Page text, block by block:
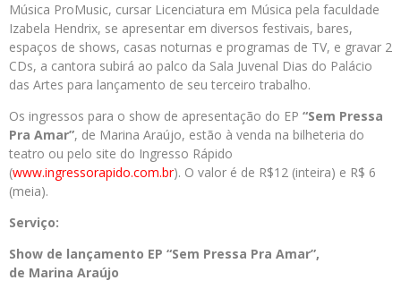
Música ProMusic, cursar Licenciatura em Música pela faculdade
Izabela Hendrix, se apresentar em diversos festivais, bares,
espaços de shows, casas noturnas e programas de TV, e gravar 2
CDs, a cantora subirá ao palco da Sala Juvenal Dias do Palácio
das Artes para lançamento de seu terceiro trabalho.
Os ingressos para o show de apresentação do EP “Sem Pressa
Pra Amar”, de Marina Araújo, estão à venda na bilheteria do
teatro ou pelo site do Ingresso Rápido
(www.ingressorapido.com.br). O valor é de R$12 (inteira) e R$ 6
(meia).
Serviço:
Show de lançamento EP “Sem Pressa Pra Amar”,
de Marina Araújo